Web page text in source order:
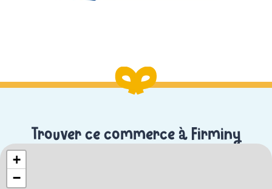
Trouver ce commerce à Firminy
+
−